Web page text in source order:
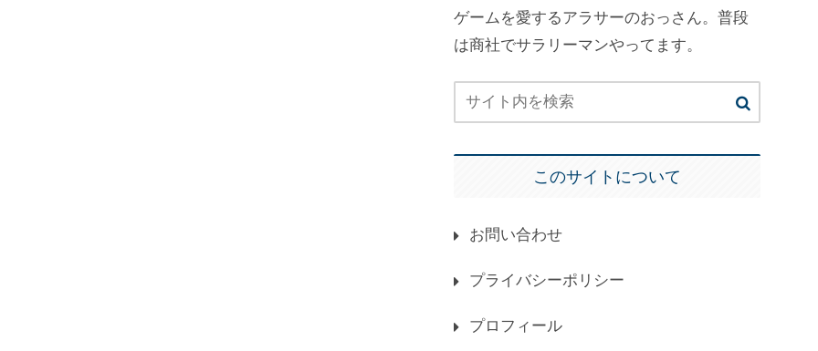
ゲームを愛するアラサーのおっさん。普段
は商社でサラリーマンやってます。
このサイトについて
お問い合わせ
プライバシーポリシー
プロフィール